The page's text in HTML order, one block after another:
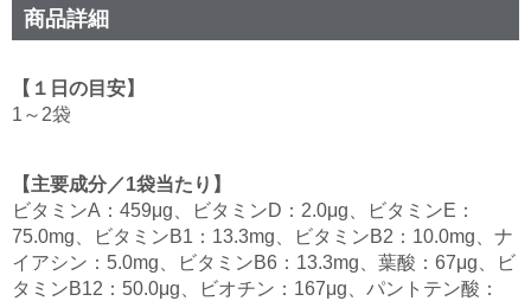
商品詳細
【１日の目安】
1～2袋
【主要成分／1袋当たり】
ビタミンA：459μg、ビタミンD：2.0μg、ビタミンE：
75.0mg、ビタミンB1：13.3mg、ビタミンB2：10.0mg、ナ
イアシン：5.0mg、ビタミンB6：13.3mg、葉酸：67μg、ビ
タミンB12：50.0μg、ビオチン：167μg、パントテン酸：